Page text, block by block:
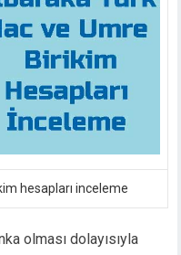
hesapları inceleme
olması dolayısıyla